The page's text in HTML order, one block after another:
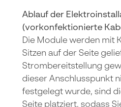
Ablauf der
(vorkonfektionierte
Die Module werden mit
Sitzen auf der Seite
Strombereitstellung
dieser Anschlusspunkt
festgelegt wurde, sind
Seite platziert, sodass